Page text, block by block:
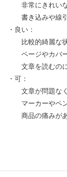
非常にきれいな
書き込みや線引
・良い：
比較的綺麗な状
ページやカバー
文章を読むのに
・可：
文章が問題なく
マーカーやペン
商品の痛みがあ